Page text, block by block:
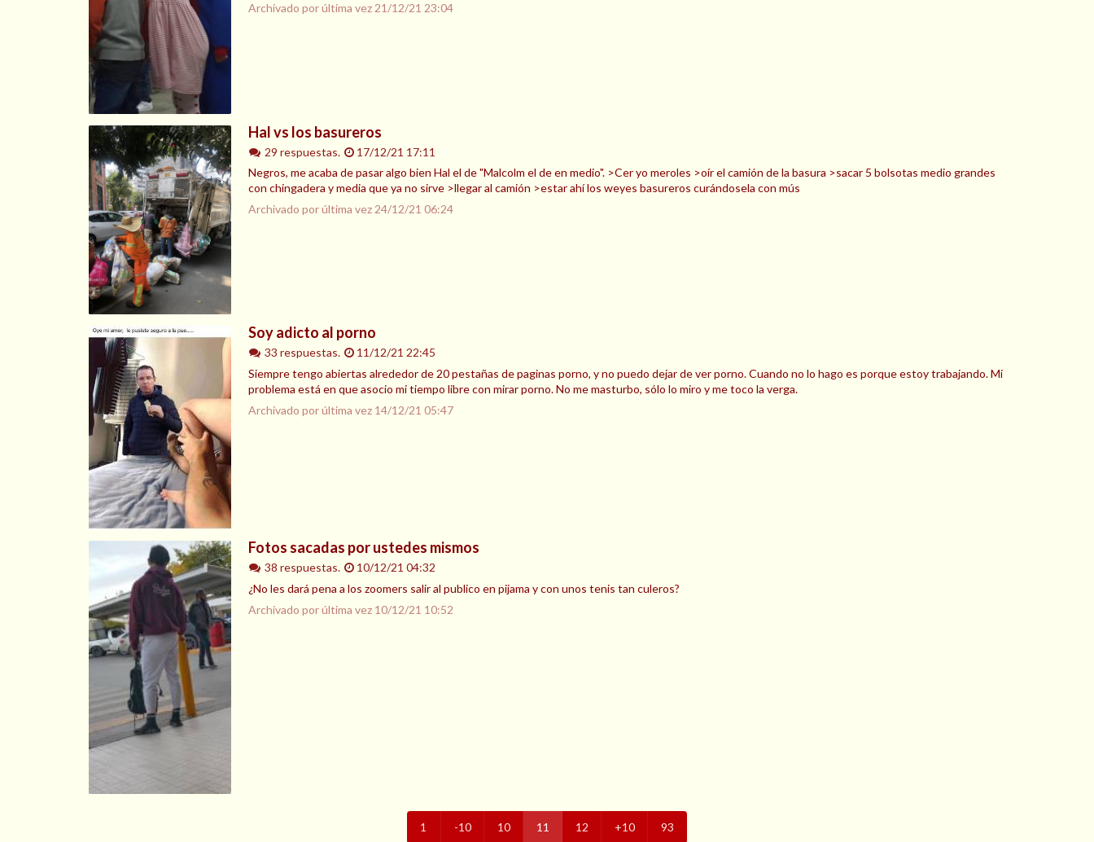
Archivado por última vez 21/12/21 23:04
Hal vs los basureros
29 respuestas.
17/12/21 17:11
Negros, me acaba de pasar algo bien Hal el de "Malcolm el de en medio". >Cer yo meroles >oír el camión de la basura >sacar 5 bolsotas medio grandes
con chingadera y media que ya no sirve >llegar al camión >estar ahí los weyes basureros curándosela con mús
Archivado por última vez 24/12/21 06:24
Soy adicto al porno
33 respuestas.
11/12/21 22:45
Siempre tengo abiertas alrededor de 20 pestañas de paginas porno, y no puedo dejar de ver porno. Cuando no lo hago es porque estoy trabajando. Mi
problema está en que asocio mi tiempo libre con mirar porno. No me masturbo, sólo lo miro y me toco la verga.
Archivado por última vez 14/12/21 05:47
Fotos sacadas por ustedes mismos
38 respuestas.
10/12/21 04:32
¿No les dará pena a los zoomers salir al publico en pijama y con unos tenis tan culeros?
Archivado por última vez 10/12/21 10:52
1 -10 10 11 12 +10 93